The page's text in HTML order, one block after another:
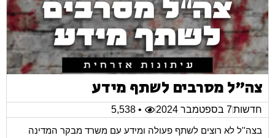
צה"ל מסרבים לשתף מידע
חדשות7 בספטמבר 2024
• 5,538
בצה''ל לא רוצים לשתף פעולה ומידע עם משרד מבקר המדינה